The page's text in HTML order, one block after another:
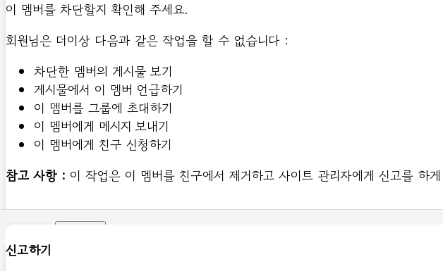
이 멤버를 차단할지 확인해 주세요.
회원님은 더이상 다음과 같은 작업을 할 수 없습니다 :
차단한 멤버의 게시물 보기
게시물에서 이 멤버 언급하기
이 멤버를 그룹에 초대하기
이 멤버에게 메시지 보내기
이 멤버에게 친구 신청하기
참고 사항 : 이 작업은 이 멤버를 친구에서 제거하고 사이트 관리자에게 신고를 하
신고하기